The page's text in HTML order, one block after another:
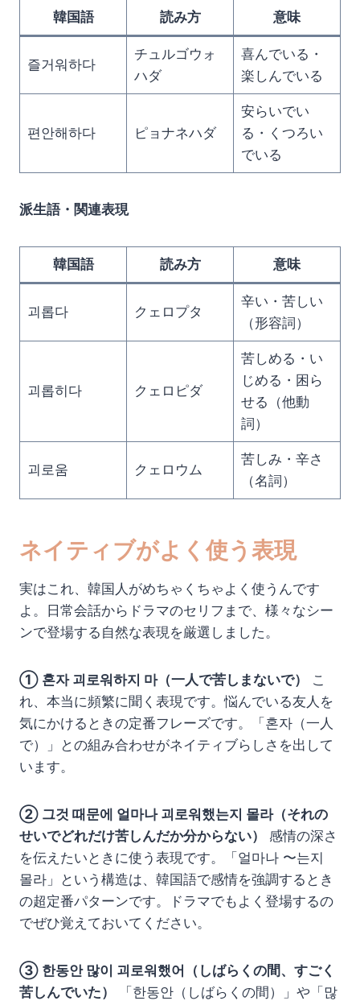
韓国語 読み方 意味
즐거워하다
チュルゴウォ
ハダ
喜んでいる・
楽しんでいる
편안해하다 ピョナネハダ
安らいでい
る・くつろい
でいる
派生語・関連表現
韓国語 読み方 意味
괴롭다 クェロプタ
辛い・苦しい
（形容詞）
괴롭히다 クェロピダ
苦しめる・い
じめる・困ら
せる（他動
詞）
괴로움 クェロウム
苦しみ・辛さ
（名詞）
ネイティブがよく使う表現
実はこれ、韓国人がめちゃくちゃよく使うんです
よ。日常会話からドラマのセリフまで、様々なシー
ンで登場する自然な表現を厳選しました。
① 혼자 괴로워하지 마（一人で苦しまないで）
こ
れ、本当に頻繁に聞く表現です。悩んでいる友人を
気にかけるときの定番フレーズです。「혼자（一人
で）」との組み合わせがネイティブらしさを出して
います。
② 그것 때문에 얼마나 괴로워했는지 몰라（それの
せいでどれだけ苦しんだか分からない）
感情の深さ
を伝えたいときに使う表現です。「얼마나 〜는지
몰라」という構造は、韓国語で感情を強調するとき
の超定番パターンです。ドラマでもよく登場するの
でぜひ覚えておいてください。
③ 한동안 많이 괴로워했어（しばらくの間、すごく
苦しんでいた）
「한동안（しばらくの間）」や「많